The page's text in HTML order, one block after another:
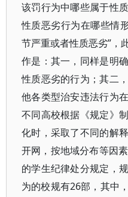
该罚行为中哪些属于性
性质恶劣行为在哪些情
节严重或者性质恶劣”，
作是：其一，同样是明
性质恶劣的行为；其二
他各类型治安违法行为
不同高校根据《规定》
化时，采取了不同的解
开网，按地域分布等因
的学生纪律处分规定，
为的校规有26部，其中